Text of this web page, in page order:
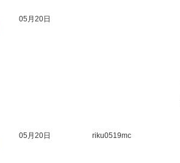
05月20日
05月20日 riku0519mc